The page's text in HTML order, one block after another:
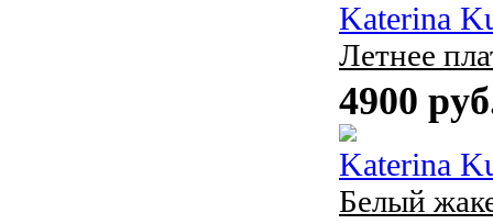
Katerina
Летнее
4900
Katerina
Белый